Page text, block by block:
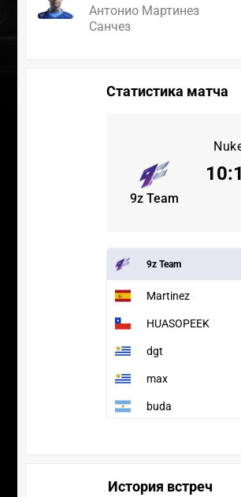
Антонио Мартинез
Санчез
Статистика матча
9z Team
10:
9z Team
Martinez
HUASOPEEK
dgt
max
buda
История встреч